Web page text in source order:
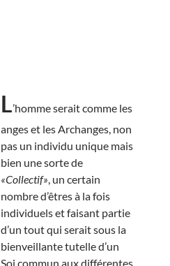
L’homme serait comme les
anges et les Archanges, non
pas un individu unique mais
bien une sorte de
«Collectif», un certain
nombre d’êtres à la fois
individuels et faisant partie
d’un tout qui serait sous la
bienveillante tutelle d’un
Soi commun aux différentes